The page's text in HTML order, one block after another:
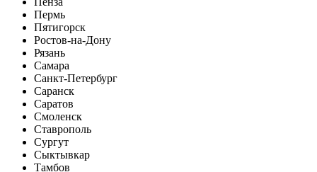
Пермь
Пятигорск
Ростов-на-Дону
Рязань
Самара
Санкт-Петербург
Саранск
Саратов
Смоленск
Ставрополь
Сургут
Сыктывкар
Тамбов